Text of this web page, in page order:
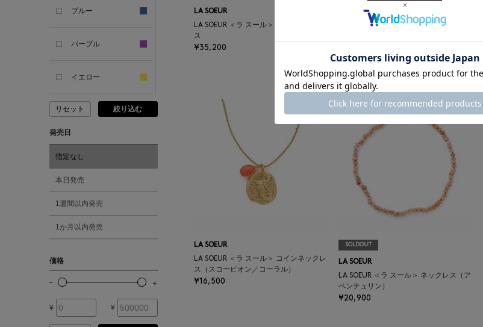
SANDAL
ANDERSONS
ANTIPAST
ANYA HINDMARCH
ARCS LONDON
ARIANNA
ASAUCE MELER
ブルー
パープル
イエロー
ピンク
レッド
オレンジ
シルバー
リセット 絞り込む
発売日
指定なし
本日発売
1週間以内発売
1か月以内発売
価格
¥ ¥
LA SOEUR
LA SOEUR ＜ラ スール＞ ロングネックレ
ス
¥35,200
SOLDOUT
LA SOEUR
LA SOEUR ＜ラ スール＞ コインネックレ
LA SOEUR
LA SOEUR ＜ラ スール＞ コインネックレ
ス（スコーピオン／コーラル）
¥16,500
SOLDOUT
LA SOEUR
LA SOEUR ＜ラ スール＞ ネックレス（ア
ベンチュリン）
¥20,900